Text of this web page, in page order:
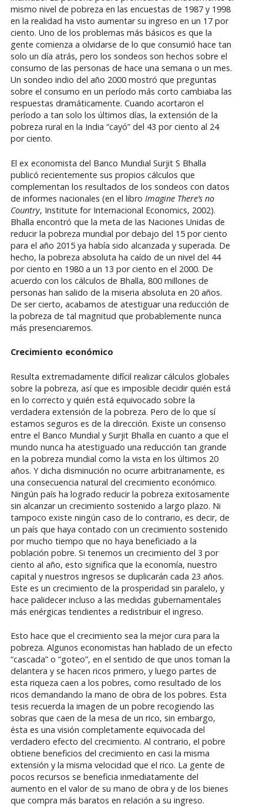
mismo nivel de pobreza en las encuestas de 1987 y 1998
en la realidad ha visto aumentar su ingreso en un 17 por
ciento. Uno de los problemas más básicos es que la
gente comienza a olvidarse de lo que consumió hace tan
solo un día atrás, pero los sondeos son hechos sobre el
consumo de las personas de hace una semana o un mes.
Un sondeo indio del año 2000 mostró que preguntas
sobre el consumo en un período más corto cambiaba las
respuestas dramáticamente. Cuando acortaron el
período a tan solo los últimos días, la extensión de la
pobreza rural en la India “cayó” del 43 por ciento al 24
por ciento.
El ex economista del Banco Mundial Surjit S Bhalla
publicó recientemente sus propios cálculos que
complementan los resultados de los sondeos con datos
de informes nacionales (en el libro Imagine There’s no
Country, Institute for Internacional Economics, 2002).
Bhalla encontró que la meta de las Naciones Unidas de
reducir la pobreza mundial por debajo del 15 por ciento
para el año 2015 ya había sido alcanzada y superada. De
hecho, la pobreza absoluta ha caído de un nivel del 44
por ciento en 1980 a un 13 por ciento en el 2000. De
acuerdo con los cálculos de Bhalla, 800 millones de
personas han salido de la miseria absoluta en 20 años.
De ser cierto, acabamos de atestiguar una reducción de
la pobreza de tal magnitud que probablemente nunca
más presenciaremos.
Crecimiento económico
Resulta extremadamente difícil realizar cálculos globales
sobre la pobreza, así que es imposible decidir quién está
en lo correcto y quién está equivocado sobre la
verdadera extensión de la pobreza. Pero de lo que sí
estamos seguros es de la dirección. Existe un consenso
entre el Banco Mundial y Surjit Bhalla en cuanto a que el
mundo nunca ha atestiguado una reducción tan grande
en la pobreza mundial como la vista en los últimos 20
años. Y dicha disminución no ocurre arbitrariamente, es
una consecuencia natural del crecimiento económico.
Ningún país ha logrado reducir la pobreza exitosamente
sin alcanzar un crecimiento sostenido a largo plazo. Ni
tampoco existe ningún caso de lo contrario, es decir, de
un país que haya contado con un crecimiento sostenido
por mucho tiempo que no haya beneficiado a la
población pobre. Si tenemos un crecimiento del 3 por
ciento al año, esto significa que la economía, nuestro
capital y nuestros ingresos se duplicarán cada 23 años.
Este es un crecimiento de la prosperidad sin paralelo, y
hace palidecer incluso a las medidas gubernamentales
más enérgicas tendientes a redistribuir el ingreso.
Esto hace que el crecimiento sea la mejor cura para la
pobreza. Algunos economistas han hablado de un efecto
“cascada” o “goteo”, en el sentido de que unos toman la
delantera y se hacen ricos primero, y luego partes de
esta riqueza caen a los pobres, como resultado de los
ricos demandando la mano de obra de los pobres. Esta
tesis recuerda la imagen de un pobre recogiendo las
sobras que caen de la mesa de un rico, sin embargo,
ésta es una visión completamente equivocada del
verdadero efecto del crecimiento. Al contrario, el pobre
obtiene beneficios del crecimiento en casi la misma
extensión y la misma velocidad que el rico. La gente de
pocos recursos se beneficia inmediatamente del
aumento en el valor de su mano de obra y de los bienes
que compra más baratos en relación a su ingreso.